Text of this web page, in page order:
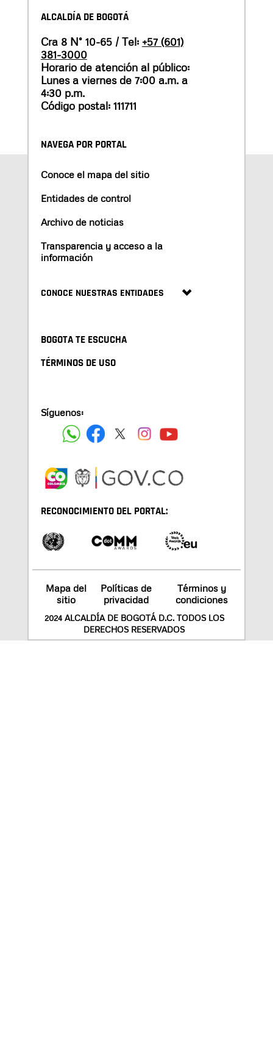
ALCALDÍA DE BOGOTÁ
Cra 8 N° 10-65 / Tel: +57 (601)
381-3000
Horario de atención al público:
Lunes a viernes de 7:00 a.m. a
4:30 p.m.
Código postal: 111711
NAVEGA POR PORTAL
Conoce el mapa del sitio
Entidades de control
Archivo de noticias
Transparencia y acceso a la
información
CONOCE NUESTRAS ENTIDADES
BOGOTA TE ESCUCHA
TÉRMINOS DE USO
Síguenos:
RECONOCIMIENTO DEL PORTAL:
Mapa del
sitio
Políticas de
privacidad
Términos y
condiciones
2024 ALCALDÍA DE BOGOTÁ D.C. TODOS LOS
DERECHOS RESERVADOS